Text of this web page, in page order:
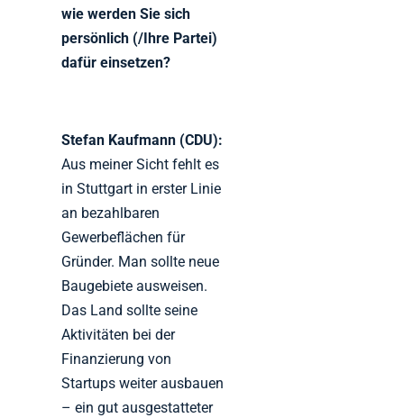
wie werden Sie sich
persönlich (/Ihre Partei)
dafür einsetzen?
Stefan Kaufmann (CDU):
Aus meiner Sicht fehlt es
in Stuttgart in erster Linie
an bezahlbaren
Gewerbeflächen für
Gründer. Man sollte neue
Baugebiete ausweisen.
Das Land sollte seine
Aktivitäten bei der
Finanzierung von
Startups weiter ausbauen
– ein gut ausgestatteter